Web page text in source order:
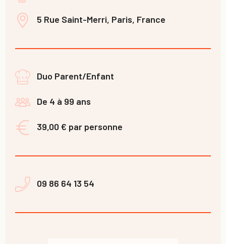
5 Rue Saint-Merri, Paris, France
Duo Parent/Enfant
De 4 à 99 ans
39,00 € par personne
09 86 64 13 54